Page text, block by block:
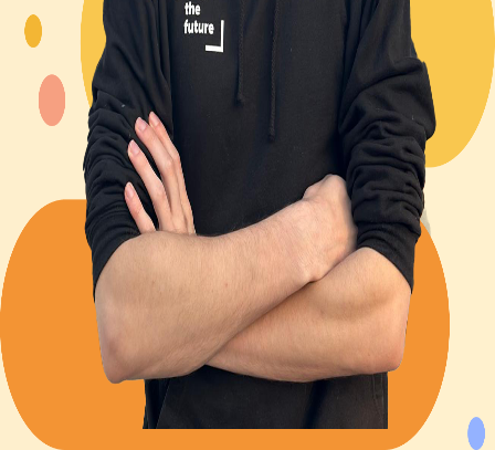
Posts tagged with# password-management
Advent Calendar #4 - My turn on cybersecurity
Alexander Panov 2023-12-04 27 views
LeistungenPortfolioKundenmeinungen Über uns NewsletterBlog
Impressum: RoyalZSoftware UG (haftungsbeschränkt),
Lärchenstraße 3, 82362 Weilheim in Oberbayern